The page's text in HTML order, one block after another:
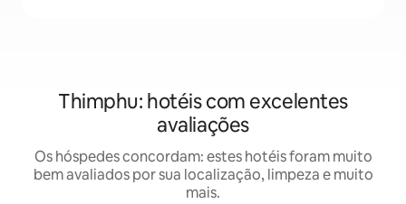
Thimphu: hotéis com excelentes
avaliações
Os hóspedes concordam: estes hotéis foram muito
bem avaliados por sua localização, limpeza e muito
mais.